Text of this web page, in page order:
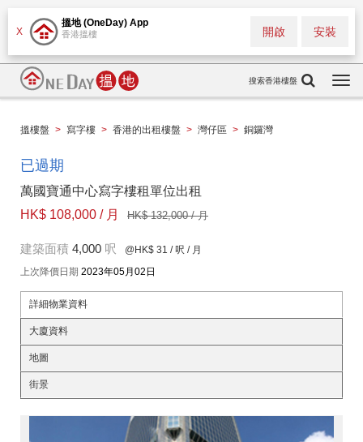
X
搵地 (OneDay) App
香港搵樓 安裝
開啟
搜索香港樓盤
搵樓盤 > 寫字樓 > 香港的出租樓盤 > 灣仔區 > 銅鑼灣
已過期
萬國寶通中心寫字樓租單位出租
HK$ 108,000 / 月
HK$ 132,000 / 月
建築面積 4,000 呎 @HK$ 31 / 呎 / 月
上次降價日期 2023年05月02日
詳細物業資料
大廈資料
地圖
街景